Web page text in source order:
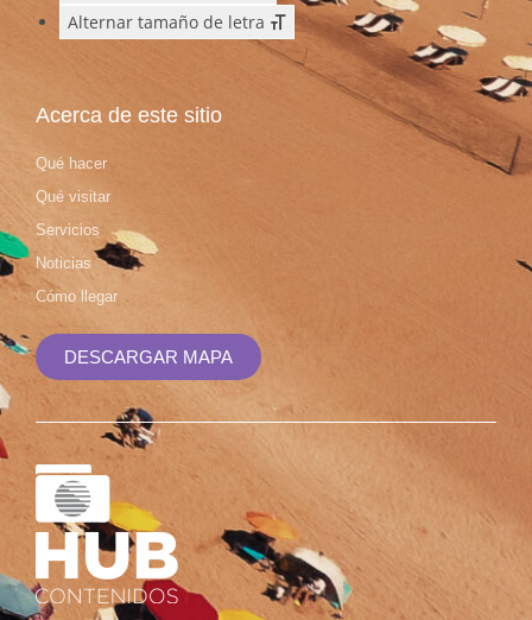
Alternar tamaño de letra
Acerca de este sitio
Qué hacer
Qué visitar
Servicios
Noticias
Cómo llegar
DESCARGAR MAPA